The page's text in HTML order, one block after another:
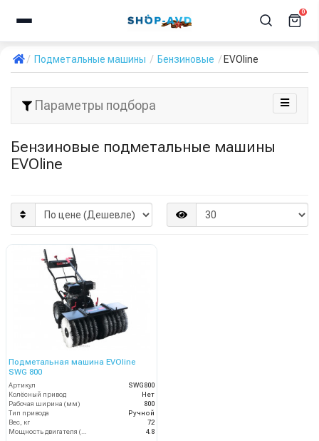
0
Подметальные машины Бензиновые EVOline
Параметры подбора
Бензиновые подметальные машины
EVOline
Подметальная машина EVOline
SWG 800
Артикул
SWG800
Колёсный привод
Нет
Рабочая ширина (мм)
800
Тип привода
Ручной
Вес, кг
72
4.8